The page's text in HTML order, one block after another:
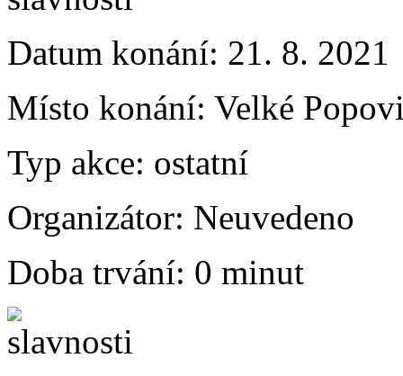
Datum konání: 21. 8. 2021
Místo konání: Velké
Typ akce: ostatní
Organizátor: Neuvedeno
Doba trvání: 0 minut